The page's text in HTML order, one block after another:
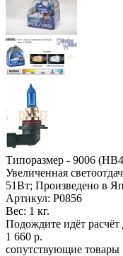
Типоразмер - 9006
Увеличенная
51Вт; Произведено в
Артикул: P0856
Вес: 1 кг.
Подождите идёт расчёт
1 660 р.
сопутствующие товары